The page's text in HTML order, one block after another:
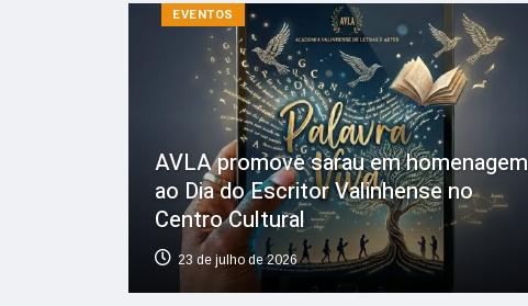
EVENTOS
AVLA promove sarau em homenagem
ao Dia do Escritor Valinhense no
Centro Cultural
23 de julho de 2026